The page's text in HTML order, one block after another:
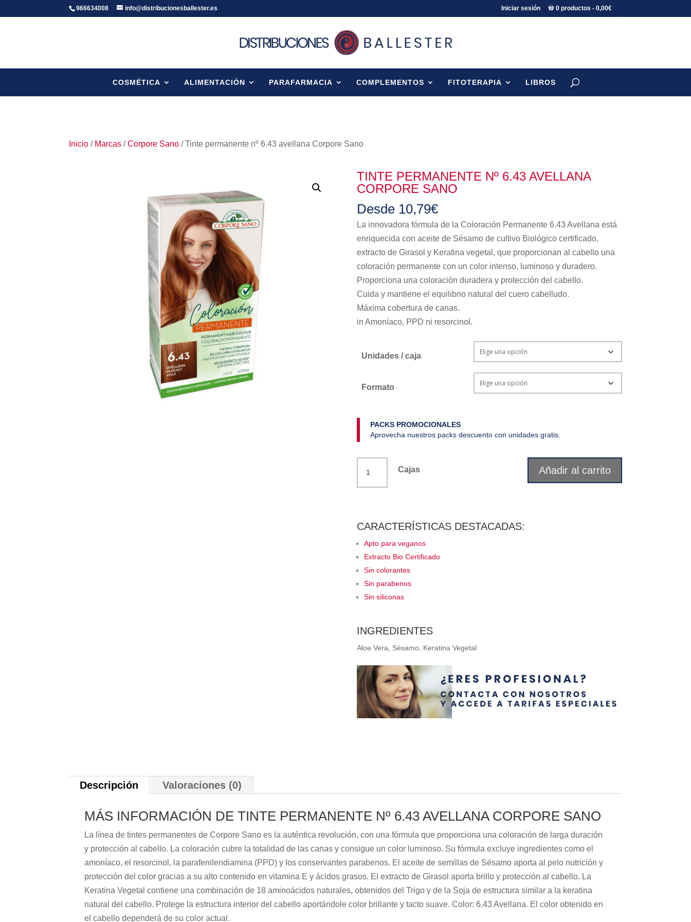
966634008 info@distribucionesballester.es Iniciar sesión 0 productos 0,00€
COSMÉTICA ALIMENTACIÓN PARAFARMACIA COMPLEMENTOS FITOTERAPIA LIBROS
Inicio / Marcas /Corpore Sano / Tinte permanente nº 6.43 avellana Corpore Sano
TINTE PERMANENTE Nº 6.43 AVELLANA
CORPORE SANO
Desde 10,79€
La innovadora fórmula de la Coloración Permanente 6.43 Avellana está
enriquecida con aceite de Sésamo de cultivo Biológico certificado,
extracto de Girasol y Keratina vegetal, que proporcionan al cabello una
coloración permanente con un color intenso, luminoso y duradero.
Proporciona una coloración duradera y protección del cabello.
Cuida y mantiene el equilibrio natural del cuero cabelludo.
Máxima cobertura de canas.
in Amoníaco, PPD ni resorcinol.
Unidades / caja
Formato
PACKS PROMOCIONALES
Aprovecha nuestros packs descuento con unidades gratis.
permanente
Sano
cantidad
Cajas Añadir al carrito
CARACTERÍSTICAS DESTACADAS:
Apto para veganos
Extracto Bio Certificado
Sin colorantes
Sin parabenos
Sin siliconas
INGREDIENTES
Aloe Vera, Sésamo, Keratina Vegetal
Descripción Valoraciones (0)
MÁS INFORMACIÓN DE TINTE PERMANENTE Nº 6.43 AVELLANA CORPORE SANO
La línea de tintes permanentes de Corpore Sano es la auténtica revolución, con una fórmula que proporciona una coloración de larga duración
y protección al cabello. La coloración cubre la totalidad de las canas y consigue un color luminoso. Su fórmula excluye ingredientes como el
amoníaco, el resorcinol, la parafenilendiamina (PPD) y los conservantes parabenos. El aceite de semillas de Sésamo aporta al pelo nutrición y
protección del color gracias a su alto contenido en vitamina E y ácidos grasos. El extracto de Girasol aporta brillo y protección al cabello. La
Keratina Vegetal contiene una combinación de 18 aminoácidos naturales, obtenidos del Trigo y de la Soja de estructura similar a la keratina
natural del cabello. Protege la estructura interior del cabello aportándole color brillante y tacto suave. Color: 6.43 Avellana. El color obtenido en
el cabello dependerá de su color actual.